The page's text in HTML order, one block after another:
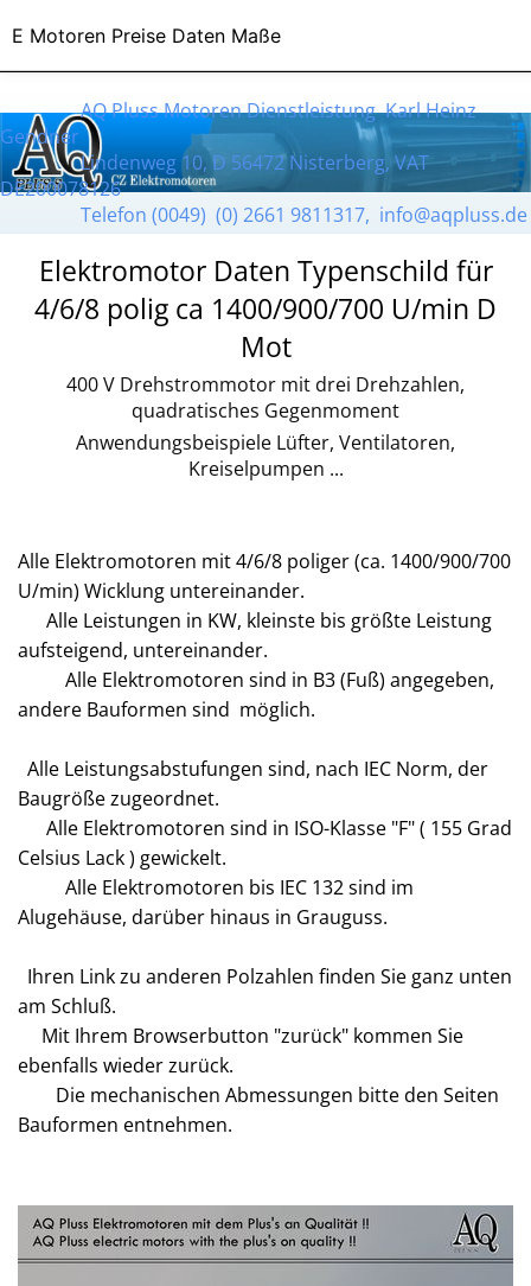
AQ Pluss Motoren Dienstleistung Karl Heinz
Gendner
Lindenweg 10, D 56472 Nisterberg, VAT
DE200078126
Telefon (0049) (0) 2661 9811317, info@aqpluss.de
Elektromotor Daten Typenschild für
4/6/8 polig ca 1400/900/700 U/min D
Mot
400 V Drehstrommotor mit drei Drehzahlen,
quadratisches Gegenmoment
Anwendungsbeispiele Lüfter, Ventilatoren,
Kreiselpumpen ...
Alle Elektromotoren mit 4/6/8 poliger (ca. 1400/900/700
U/min) Wicklung untereinander.
Alle Leistungen in KW, kleinste bis größte Leistung
aufsteigend, untereinander.
Alle Elektromotoren sind in B3 (Fuß) angegeben,
andere Bauformen sind möglich.
Alle Leistungsabstufungen sind, nach IEC Norm, der
Baugröße zugeordnet.
Alle Elektromotoren sind in ISO-Klasse "F" ( 155 Grad
Celsius Lack ) gewickelt.
Alle Elektromotoren bis IEC 132 sind im
Alugehäuse, darüber hinaus in Grauguss.
Ihren Link zu anderen Polzahlen finden Sie ganz unten
am Schluß.
Mit Ihrem Browserbutton "zurück" kommen Sie
ebenfalls wieder zurück.
Die mechanischen Abmessungen bitte den Seiten
Bauformen entnehmen.
E Motoren Preise Daten Maße